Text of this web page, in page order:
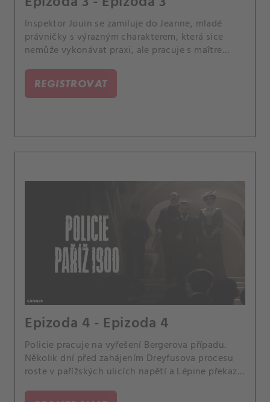
Inspektor Jouin se zamiluje do Jeanne, mladé
právničky s výrazným charakterem, která sice
nemůže vykonávat praxi, ale pracuje s maître
rozhodne pomoci s Bergerovým případem.
REGISTROVAT
Epizoda 4 - Epizoda 4
Policie pracuje na vyřešení Bergerova případu.
Několik dní před zahájením Dreyfusova procesu
roste v pařížských ulicích napětí a Lépine překazí